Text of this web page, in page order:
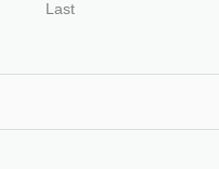
Last